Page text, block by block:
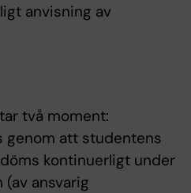
anvisning av
två moment:
genom att studentens
kontinuerligt under
ansvarig